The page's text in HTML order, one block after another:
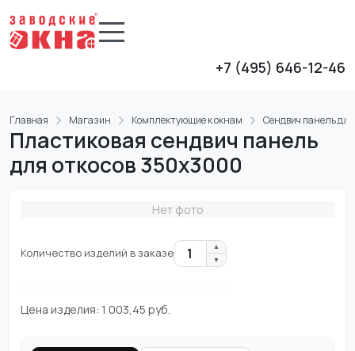
+7 (495) 646-12-46
Главная Магазин Комплектующие к окнам Сендвич панель для
Пластиковая сендвич панель
для откосов 350x3000
Нет фото
Количество изделий в заказе 1
▲
▼
Цена изделия: 1 003,45 руб.